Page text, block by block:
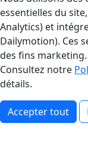
essentielles du
Analytics) et
Dailymotion). Ces
des fins marketing.
Consultez notre
détails.
Accepter tout